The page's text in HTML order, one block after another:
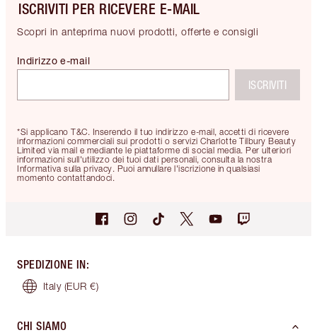
ISCRIVITI PER RICEVERE E-MAIL
Scopri in anteprima nuovi prodotti, offerte e consigli
*Si applicano T&C. Inserendo il tuo indirizzo e-mail, accetti di ricevere
informazioni commerciali sui prodotti o servizi Charlotte Tilbury Beauty
Limited via mail e mediante le piattaforme di social media. Per ulteriori
informazioni sull'utilizzo dei tuoi dati personali, consulta la nostra
Informativa sulla privacy. Puoi annullare l'iscrizione in qualsiasi
momento contattandoci.
Indirizzo e-mail
ISCRIVITI
SPEDIZIONE IN:
Italy (EUR €)
CHI SIAMO